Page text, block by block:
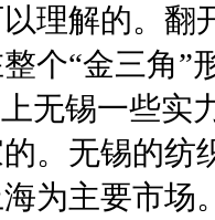
理解的。翻
个“金三角”
无锡一些实
。无锡的纺
为主要市场